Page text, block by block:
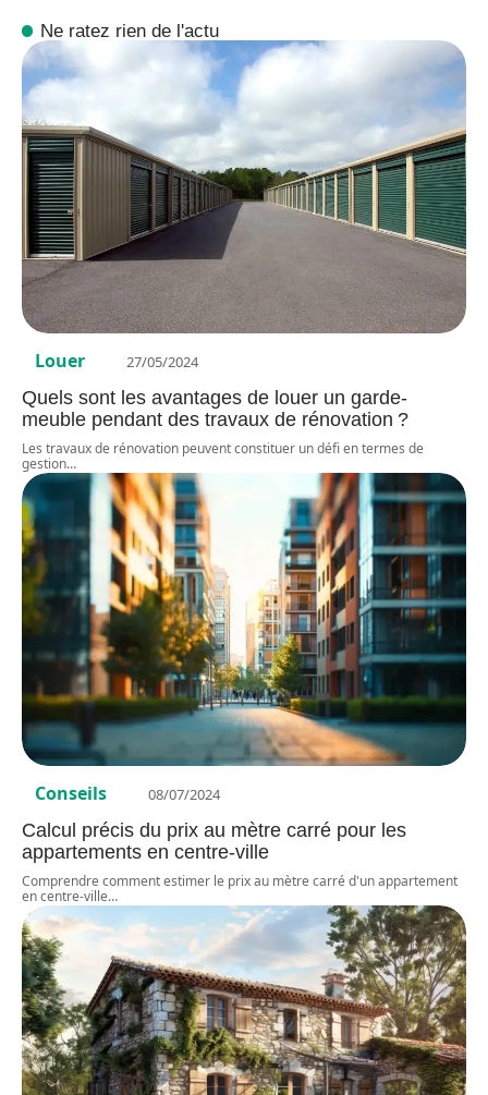
Ne ratez rien de l'actu
Louer 27/05/2024
Quels sont les avantages de louer un garde-
meuble pendant des travaux de rénovation ?
Les travaux de rénovation peuvent constituer un défi en termes de
gestion…
Conseils 08/07/2024
Calcul précis du prix au mètre carré pour les
appartements en centre-ville
Comprendre comment estimer le prix au mètre carré d'un appartement
en centre-ville…